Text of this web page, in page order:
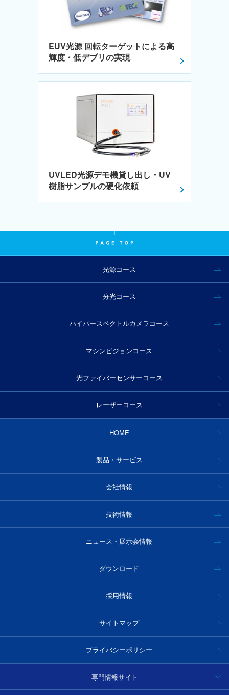
EUV光源 回転ターゲットによる高
輝度・低デブリの実現
UVLED光源デモ機貸し出し・UV
樹脂サンプルの硬化依頼
光源コース
分光コース
ハイパースペクトルカメラコース
マシンビジョンコース
光ファイバーセンサーコース
レーザーコース
HOME
製品・サービス
会社情報
技術情報
ニュース・展示会情報
ダウンロード
採用情報
サイトマップ
プライバシーポリシー
専門情報サイト